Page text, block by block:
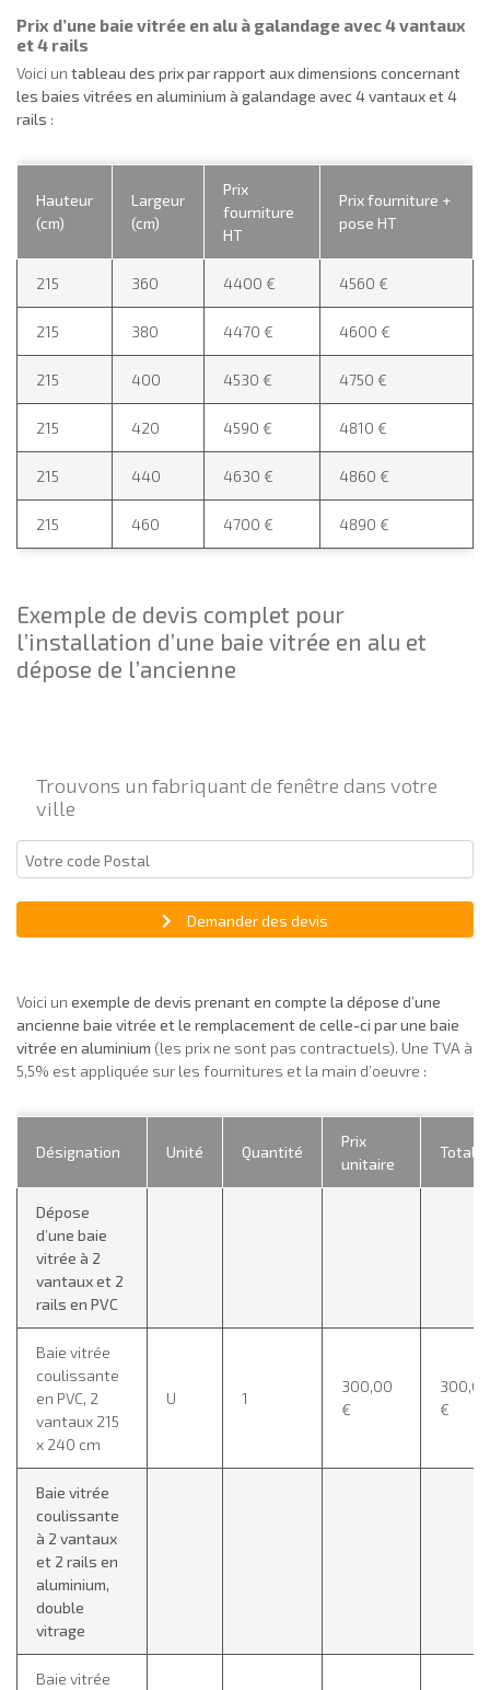
Prix d’une baie vitrée en alu à galandage avec 4 vantaux
et 4 rails
Voici un tableau des prix par rapport aux dimensions concernant
les baies vitrées en aluminium à galandage avec 4 vantaux et 4
rails :
Hauteur
(cm)
Largeur
(cm)
Prix
fourniture
HT
Prix fourniture +
pose HT
215 360 4400 € 4560 €
215 380 4470 € 4600 €
215 400 4530 € 4750 €
215 420 4590 € 4810 €
215 440 4630 € 4860 €
215 460 4700 € 4890 €
Exemple de devis complet pour
l’installation d’une baie vitrée en alu et
dépose de l’ancienne
Trouvons un fabriquant de fenêtre dans votre
ville
Demander des devis
Voici un exemple de devis prenant en compte la dépose d’une
ancienne baie vitrée et le remplacement de celle-ci par une baie
vitrée en aluminium (les prix ne sont pas contractuels). Une TVA à
5,5% est appliquée sur les fournitures et la main d’oeuvre :
Désignation Unité Quantité
Prix
unitaire
Total
Dépose
d’une baie
vitrée à 2
vantaux et 2
rails en PVC
Baie vitrée
coulissante
en PVC, 2
vantaux 215
x 240 cm
U 1
300,00
€
300,00
€
Baie vitrée
coulissante
à 2 vantaux
et 2 rails en
aluminium,
double
vitrage
Baie vitrée